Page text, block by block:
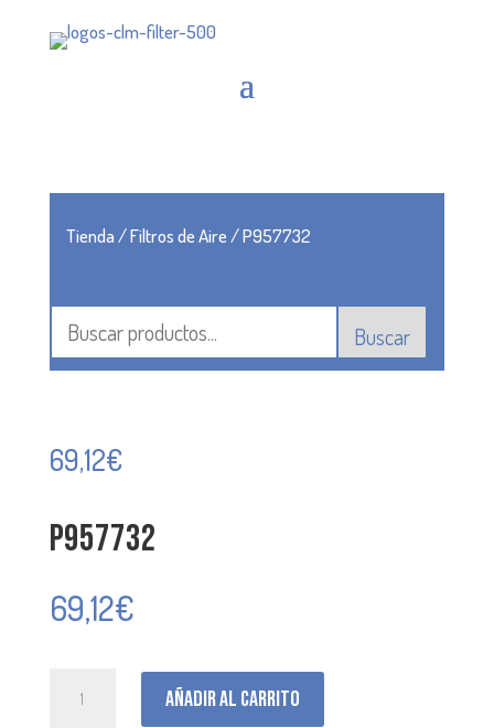
Tienda/Filtros de Aire/ P957732
Buscar
69,12€
P957732
69,12€
Añadir al carrito